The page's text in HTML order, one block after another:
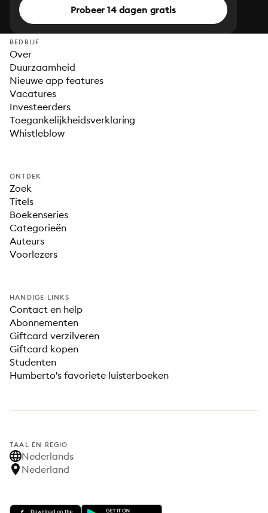
Probeer 14 dagen gratis
BEDRIJF
Over
Duurzaamheid
Nieuwe app features
Vacatures
Investeerders
Toegankelijkheidsverklaring
Whistleblow
ONTDEK
Zoek
Titels
Boekenseries
Categorieën
Auteurs
Voorlezers
HANDIGE LINKS
Contact en help
Abonnementen
Giftcard verzilveren
Giftcard kopen
Studenten
Humberto's favoriete luisterboeken
TAAL EN REGIO
Nederlands
Nederland